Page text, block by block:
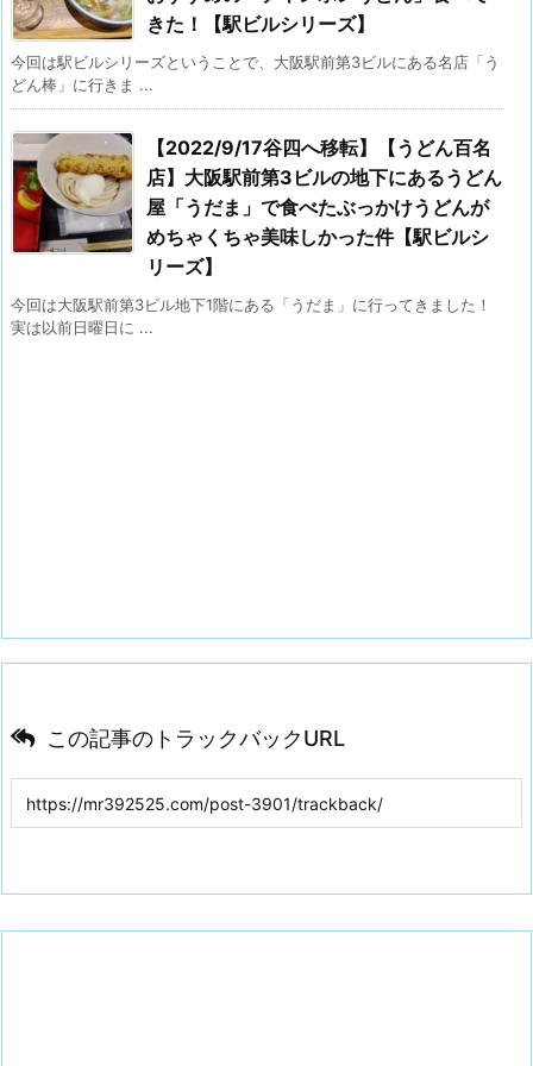
きた！【駅ビルシリーズ】
今回は駅ビルシリーズということで、大阪駅前第3ビルにある名店「う
どん棒」に行きま ...
【2022/9/17谷四へ移転】【うどん百名
店】大阪駅前第3ビルの地下にあるうどん
屋「うだま」で食べたぶっかけうどんが
めちゃくちゃ美味しかった件【駅ビルシ
リーズ】
今回は大阪駅前第3ビル地下1階にある「うだま」に行ってきました！
実は以前日曜日に ...
この記事のトラックバックURL